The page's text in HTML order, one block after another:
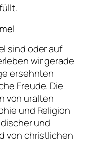
sind oder auf
wir gerade
ersehnten
Freude. Die
von uralten
und Religion
und
von christlichen